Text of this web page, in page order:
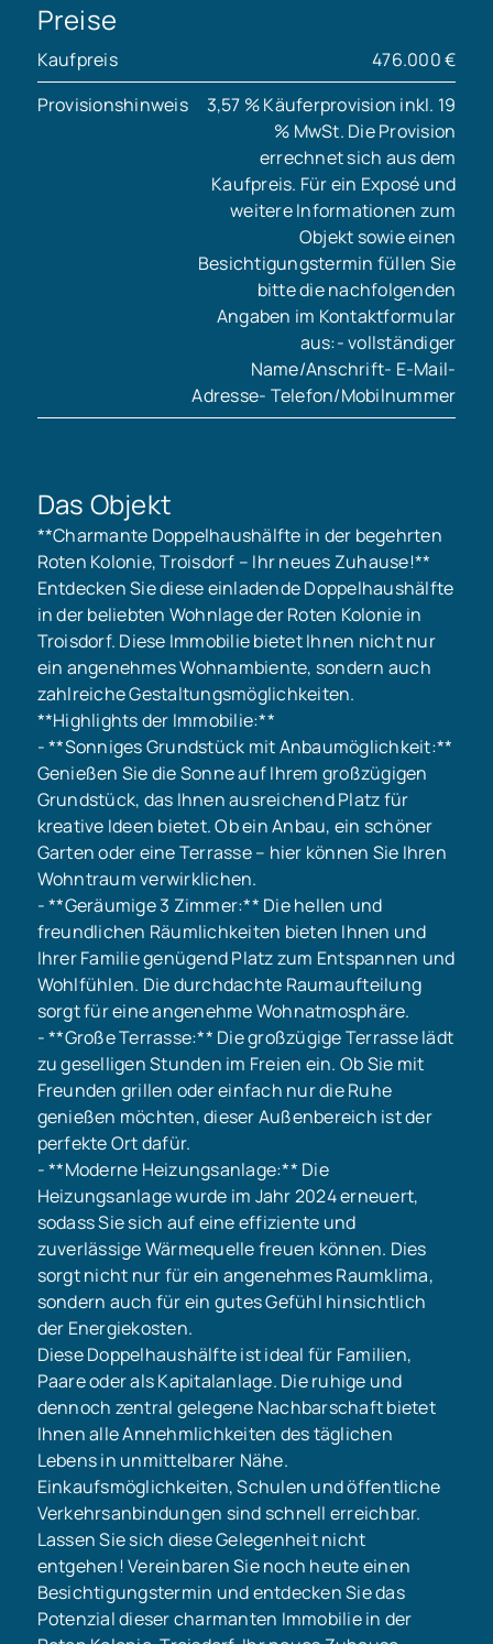
Preise
Kaufpreis
476.000 €
Provisionshinweis
3,57 % Käuferprovision inkl. 19
% MwSt. Die Provision
errechnet sich aus dem
Kaufpreis. Für ein Exposé und
weitere Informationen zum
Objekt sowie einen
Besichtigungstermin füllen Sie
bitte die nachfolgenden
Angaben im Kontaktformular
aus:- vollständiger
Name/Anschrift- E-Mail-
Adresse- Telefon/Mobilnummer
Das Objekt
**Charmante Doppelhaushälfte in der begehrten
Roten Kolonie, Troisdorf – Ihr neues Zuhause!**
Entdecken Sie diese einladende Doppelhaushälfte
in der beliebten Wohnlage der Roten Kolonie in
Troisdorf. Diese Immobilie bietet Ihnen nicht nur
ein angenehmes Wohnambiente, sondern auch
zahlreiche Gestaltungsmöglichkeiten.
**Highlights der Immobilie:**
- **Sonniges Grundstück mit Anbaumöglichkeit:**
Genießen Sie die Sonne auf Ihrem großzügigen
Grundstück, das Ihnen ausreichend Platz für
kreative Ideen bietet. Ob ein Anbau, ein schöner
Garten oder eine Terrasse – hier können Sie Ihren
Wohntraum verwirklichen.
- **Geräumige 3 Zimmer:** Die hellen und
freundlichen Räumlichkeiten bieten Ihnen und
Ihrer Familie genügend Platz zum Entspannen und
Wohlfühlen. Die durchdachte Raumaufteilung
sorgt für eine angenehme Wohnatmosphäre.
- **Große Terrasse:** Die großzügige Terrasse lädt
zu geselligen Stunden im Freien ein. Ob Sie mit
Freunden grillen oder einfach nur die Ruhe
genießen möchten, dieser Außenbereich ist der
perfekte Ort dafür.
- **Moderne Heizungsanlage:** Die
Heizungsanlage wurde im Jahr 2024 erneuert,
sodass Sie sich auf eine effiziente und
zuverlässige Wärmequelle freuen können. Dies
sorgt nicht nur für ein angenehmes Raumklima,
sondern auch für ein gutes Gefühl hinsichtlich
der Energiekosten.
Diese Doppelhaushälfte ist ideal für Familien,
Paare oder als Kapitalanlage. Die ruhige und
dennoch zentral gelegene Nachbarschaft bietet
Ihnen alle Annehmlichkeiten des täglichen
Lebens in unmittelbarer Nähe.
Einkaufsmöglichkeiten, Schulen und öffentliche
Verkehrsanbindungen sind schnell erreichbar.
Lassen Sie sich diese Gelegenheit nicht
entgehen! Vereinbaren Sie noch heute einen
Besichtigungstermin und entdecken Sie das
Potenzial dieser charmanten Immobilie in der